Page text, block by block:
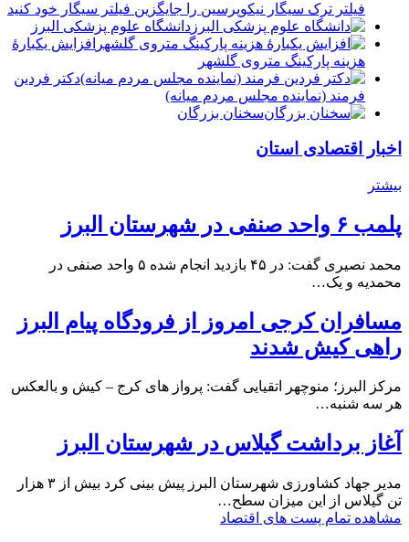
فیلتر ترک سیگار نیکوپرسین را جایگزین فیلتر سیگار خود کنید
دانشگاه علوم پزشکی البرز
افزایش یکبارۀ
هزینه پارکینگ متروی گلشهر
دكتر فردين
فرمند (نماينده مجلس مردم میانه)
سخنان بزرگان
اخبار اقتصادی استان
بیشتر
پلمب ۶ واحد صنفی در شهرستان البرز
محمد نصیری گفت: در ۴۵ بازدید انجام شده ۵ واحد صنفی در
محمدیه و یک…
مسافران کرجی امروز از فرودگاه پیام البرز
راهی کیش شدند
مرکز البرز؛ منوچهر اتقیایی گفت: پرواز های کرج – کیش و بالعکس
هر سه شنبه…
آغاز برداشت گیلاس در شهرستان البرز
مدیر جهاد کشاورزی شهرستان البرز پیش بینی کرد بیش از ۳ هزار
تن گیلاس از این میزان سطح…
مشاهده تمام پست های اقتصاد